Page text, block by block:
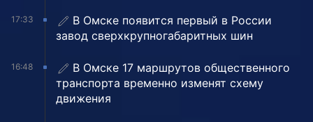
17:33
В Омске появится первый в России
завод сверхкрупногабаритных шин
16:48
В Омске 17 маршрутов общественного
транспорта временно изменят схему
движения